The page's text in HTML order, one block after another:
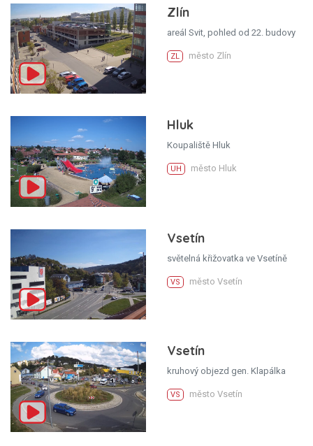
Zlín
areál Svit, pohled od 22. budovy
ZL město Zlín
Hluk
Koupaliště Hluk
UH město Hluk
Vsetín
světelná křižovatka ve Vsetíně
VS město Vsetín
Vsetín
kruhový objezd gen. Klapálka
VS město Vsetín